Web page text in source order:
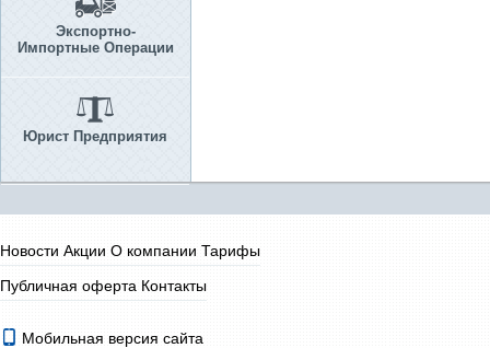
Экспортно-
Импортные Операции
Юрист Предприятия
Новости Акции О компании Тарифы
Публичная оферта Контакты
Мобильная версия сайта